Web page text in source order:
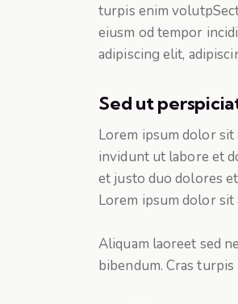
turpis enim
eiusm od tempor
adipiscing elit,
Sed ut
Lorem ipsum dolor
invidunt ut labore et
et justo duo dolores
Lorem ipsum dolor sit
Aliquam laoreet sed
bibendum. Cras